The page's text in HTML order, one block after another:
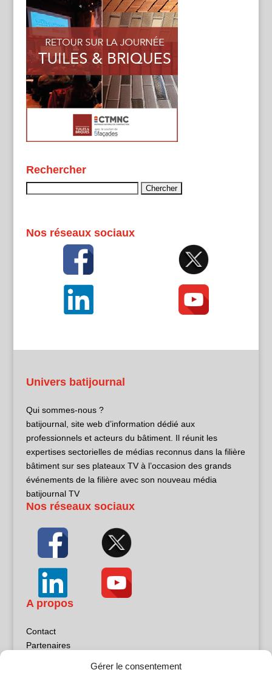
Gérer le consentement
Rechercher
Nos réseaux sociaux
Univers batijournal
Qui sommes-nous ?
batijournal, site web d’information dédié aux
professionnels et acteurs du bâtiment. Il réunit les
expertises sectorielles de médias reconnus dans la filière
bâtiment sur ses plateaux TV à l’occasion des grands
événements de la filière avec son nouveau média
batijournal TV
Nos réseaux sociaux
A propos
Contact
Partenaires